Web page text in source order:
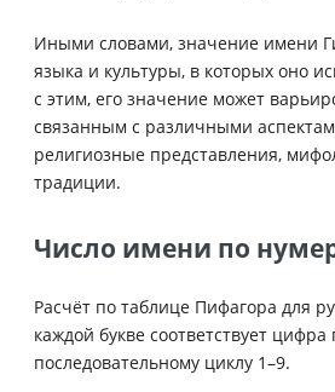
Иными словами, значение имени
языка и культуры, в которых оно
с этим, его значение может
связанным с различными
религиозные представления,
традиции.
Число имени по
Расчёт по таблице Пифагора для
каждой букве соответствует цифра
последовательному циклу 1–9.